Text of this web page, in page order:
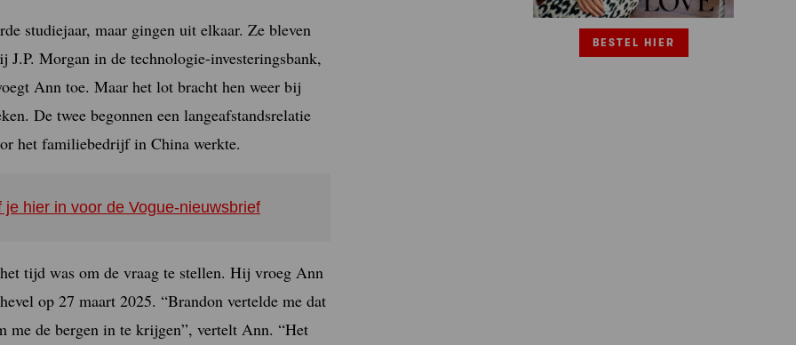
studiejaar, maar gingen uit elkaar. Ze bleven
J.P. Morgan in de technologie-investeringsbank,
Ann toe. Maar het lot bracht hen weer bij
De twee begonnen een langeafstandsrelatie
het familiebedrijf in China werkte.
hier in voor de Vogue-nieuwsbrief
tijd was om de vraag te stellen. Hij vroeg Ann
op 27 maart 2025. “Brandon vertelde me dat
me de bergen in te krijgen”, vertelt Ann. “Het
BESTEL HIER